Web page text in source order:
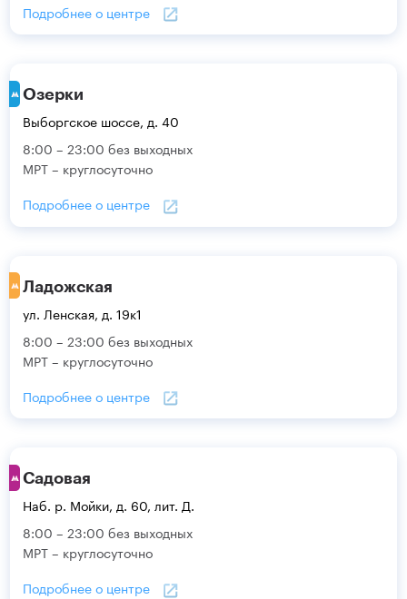
Подробнее о центре
Озерки
Выборгское шоссе, д. 40
8:00 – 23:00 без выходных
МРТ – круглосуточно
Подробнее о центре
Ладожская
ул. Ленская, д. 19к1
8:00 – 23:00 без выходных
МРТ – круглосуточно
Подробнее о центре
Садовая
Наб. р. Мойки, д. 60, лит. Д.
8:00 – 23:00 без выходных
МРТ – круглосуточно
Подробнее о центре